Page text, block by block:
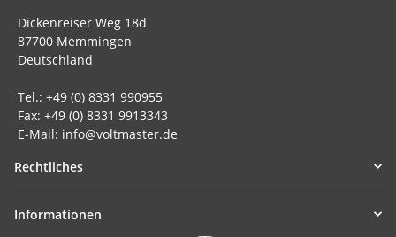
Dickenreiser Weg 18d
87700 Memmingen
Deutschland
Tel.: +49 (0) 8331 990955
Fax: +49 (0) 8331 9913343
E-Mail: info@voltmaster.de
Rechtliches
Informationen